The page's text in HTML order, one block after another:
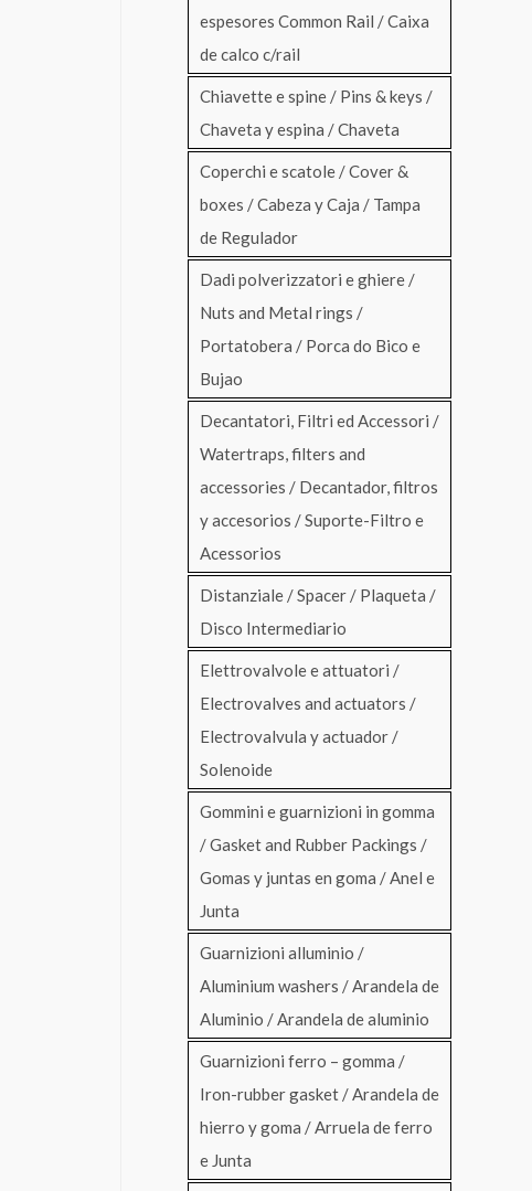
espesores Common Rail / Caixa
de calco c/rail
Chiavette e spine / Pins & keys /
Chaveta y espina / Chaveta
Coperchi e scatole / Cover &
boxes / Cabeza y Caja / Tampa
de Regulador
Dadi polverizzatori e ghiere /
Nuts and Metal rings /
Portatobera / Porca do Bico e
Bujao
Decantatori, Filtri ed Accessori /
Watertraps, filters and
accessories / Decantador, filtros
y accesorios / Suporte-Filtro e
Acessorios
Distanziale / Spacer / Plaqueta /
Disco Intermediario
Elettrovalvole e attuatori /
Electrovalves and actuators /
Electrovalvula y actuador /
Solenoide
Gommini e guarnizioni in gomma
/ Gasket and Rubber Packings /
Gomas y juntas en goma / Anel e
Junta
Guarnizioni alluminio /
Aluminium washers / Arandela de
Aluminio / Arandela de aluminio
Guarnizioni ferro – gomma /
Iron-rubber gasket / Arandela de
hierro y goma / Arruela de ferro
e Junta